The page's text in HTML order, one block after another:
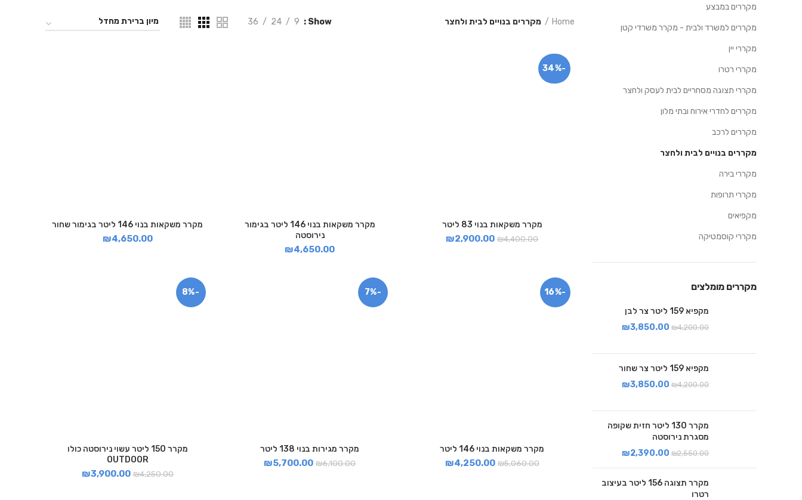
Home מקררים בנויים לבית ולחצר Show
9
24
36
-34%
מקרר משקאות בנוי 83 ליטר
₪4,400.00
₪2,900.00
מקרר משקאות בנוי 146 ליטר בגימור
נירוסטה
₪4,650.00
מקרר משקאות בנוי 146 ליטר בגימור שחור
₪4,650.00
-16%
מקרר משקאות בנוי 146 ליטר
₪5,060.00
₪4,250.00
-7%
מקרר מגירות בנוי 138 ליטר
₪6,100.00
₪5,700.00
-8%
מקרר 150 ליטר עשוי נירוסטה כולו
OUTDOOR
₪4,250.00
₪3,900.00
מקררים במבצע
מקררים למשרד ולבית - מקרר משרדי קטן
מקררי יין
מקררי רטרו
מקררי תצוגה מסחריים לבית לעסק ולחצר
מקררים לחדרי אירוח ובתי מלון
מקררים לרכב
מקררים בנויים לבית ולחצר
מקררי בירה
מקררי תרופות
מקפיאים
מקררי קוסמטיקה
מקררים מומלצים
מקפיא 159 ליטר צר לבן
₪4,200.00
₪3,850.00
מקפיא 159 ליטר צר שחור
₪4,200.00
₪3,850.00
מקרר 130 ליטר חזית שקופה
מסגרת נירוסטה
₪2,550.00
₪2,390.00
מקרר תצוגה 156 ליטר בעיצוב
רטרו